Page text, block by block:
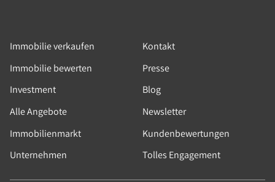
Immobilie verkaufen
Immobilie bewerten
Investment
Alle Angebote
Immobilienmarkt
Unternehmen
Kontakt
Presse
Blog
Newsletter
Kundenbewertungen
Tolles Engagement